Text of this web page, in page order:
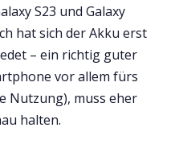
S23 und Galaxy
hat sich der Akku erst
– ein richtig guter
vor allem fürs
Nutzung), muss eher
halten.